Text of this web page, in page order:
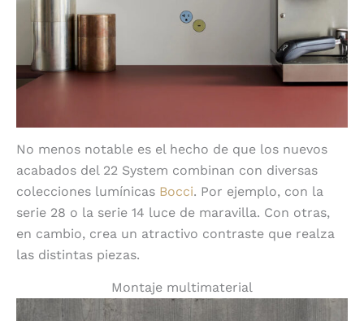
No menos notable es el hecho de que los nuevos
acabados del 22 System combinan con diversas
colecciones lumínicas Bocci. Por ejemplo, con la
serie 28 o la serie 14 luce de maravilla. Con otras,
en cambio, crea un atractivo contraste que realza
las distintas piezas.
Montaje multimaterial